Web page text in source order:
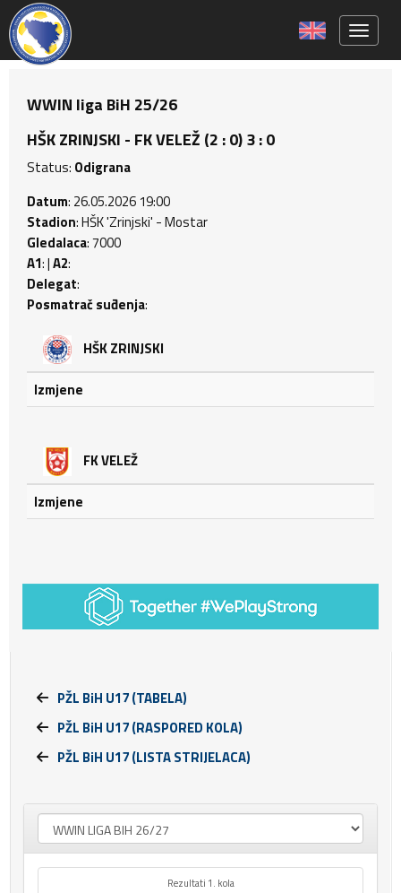
WWIN liga BiH 25/26
HŠK ZRINJSKI - FK VELEŽ (2 : 0) 3 : 0
Status: Odigrana
Datum: 26.05.2026 19:00
Stadion: HŠK 'Zrinjski' - Mostar
Gledalaca: 7000
A1: |A2:
Delegat:
Posmatrač suđenja:
HŠK ZRINJSKI
Izmjene
FK VELEŽ
Izmjene
PŽL BiH U17 (TABELA)
PŽL BiH U17 (RASPORED KOLA)
PŽL BiH U17 (LISTA STRIJELACA)
Rezultati 1. kola